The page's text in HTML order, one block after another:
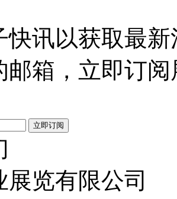
快讯以获取最新
邮箱，立即订
展览有限公司